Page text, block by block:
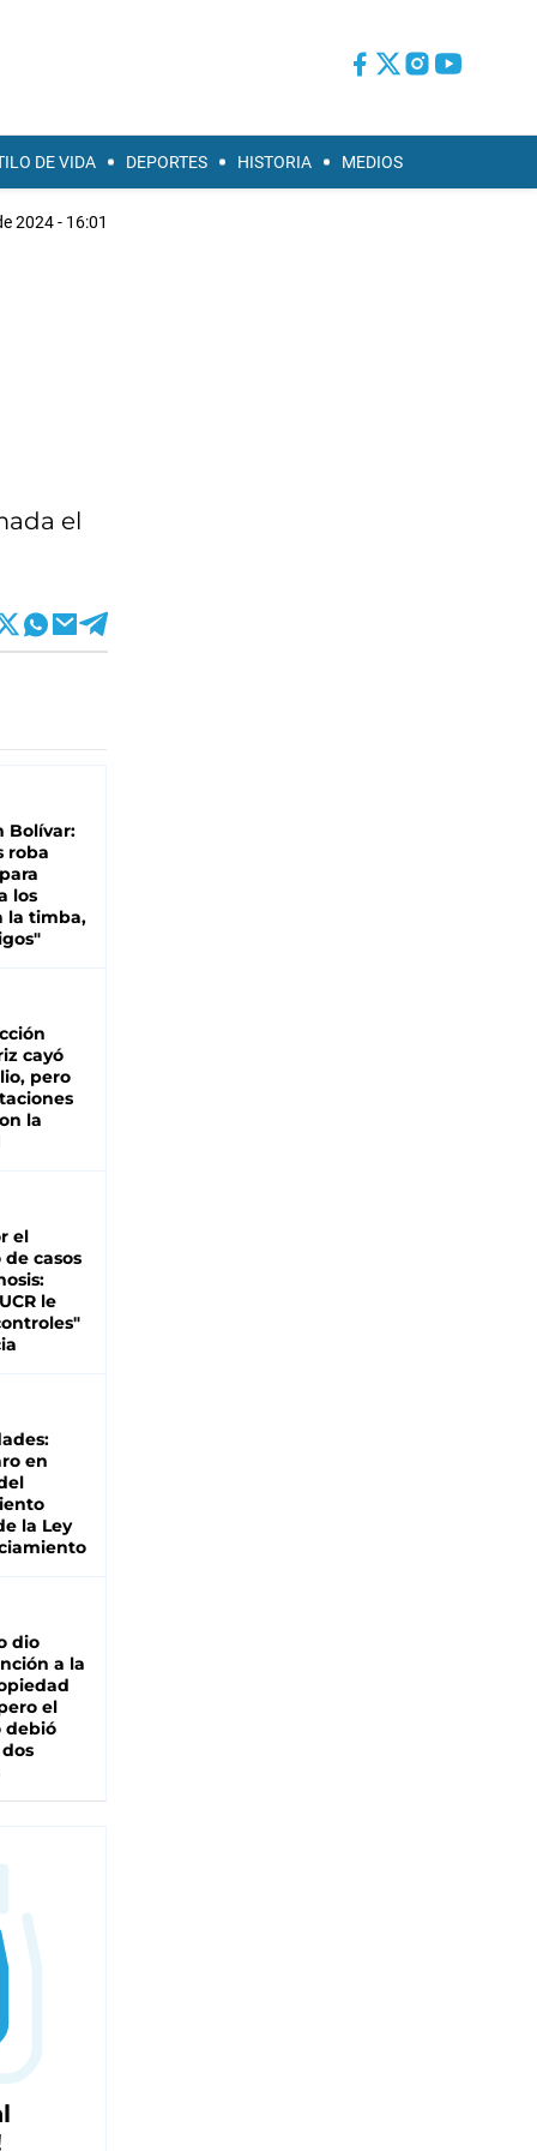
DE VIDA DEPORTES HISTORIA MEDIOS
2024 - 16:01
el
Bolívar:
roba
los
la timba,
cayó
pero
la
el
casos
le
en
la Ley
dio
a la
el
debió